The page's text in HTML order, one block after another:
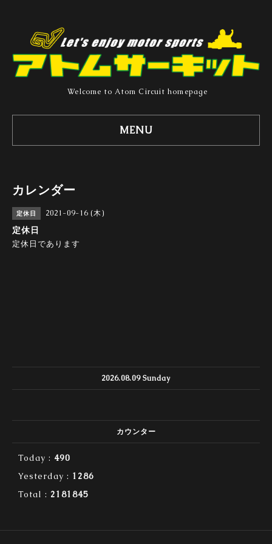
Welcome to Atom Circuit homepage
MENU
カレンダー
定休日 2021-09-16 (木)
定休日
定休日であります
2026.08.09 Sunday
カウンター
Today : 490
Yesterday : 1286
Total : 2181845